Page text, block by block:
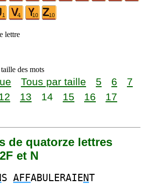
lettre
des mots
Tous par taille 5 6
7
13 14 15 16
17
de quatorze lettres
et N
S AFFABULERAIENT